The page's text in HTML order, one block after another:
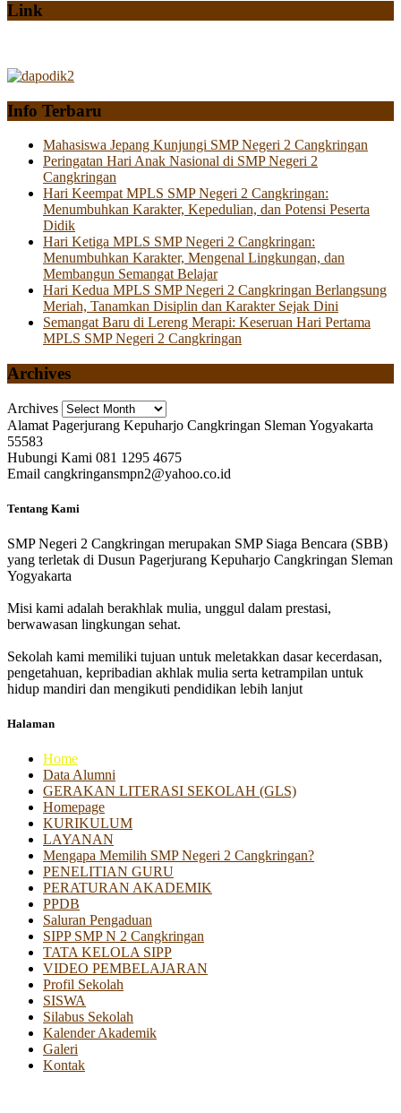
Link
Info Terbaru
Mahasiswa Jepang Kunjungi SMP Negeri 2 Cangkringan
Peringatan Hari Anak Nasional di SMP Negeri 2
Cangkringan
Hari Keempat MPLS SMP Negeri 2 Cangkringan:
Menumbuhkan Karakter, Kepedulian, dan Potensi Peserta
Didik
Hari Ketiga MPLS SMP Negeri 2 Cangkringan:
Menumbuhkan Karakter, Mengenal Lingkungan, dan
Membangun Semangat Belajar
Hari Kedua MPLS SMP Negeri 2 Cangkringan Berlangsung
Meriah, Tanamkan Disiplin dan Karakter Sejak Dini
Semangat Baru di Lereng Merapi: Keseruan Hari Pertama
MPLS SMP Negeri 2 Cangkringan
Archives
Archives
Alamat Pagerjurang Kepuharjo Cangkringan Sleman Yogyakarta
55583
Hubungi Kami 081 1295 4675
Email cangkringansmpn2@yahoo.co.id
Tentang Kami
SMP Negeri 2 Cangkringan merupakan SMP Siaga Bencara (SBB)
yang terletak di Dusun Pagerjurang Kepuharjo Cangkringan Sleman
Yogyakarta
Misi kami adalah berakhlak mulia, unggul dalam prestasi,
berwawasan lingkungan sehat.
Sekolah kami memiliki tujuan untuk meletakkan dasar kecerdasan,
pengetahuan, kepribadian akhlak mulia serta ketrampilan untuk
hidup mandiri dan mengikuti pendidikan lebih lanjut
Halaman
Home
Data Alumni
GERAKAN LITERASI SEKOLAH (GLS)
Homepage
KURIKULUM
LAYANAN
Mengapa Memilih SMP Negeri 2 Cangkringan?
PENELITIAN GURU
PERATURAN AKADEMIK
PPDB
Saluran Pengaduan
SIPP SMP N 2 Cangkringan
TATA KELOLA SIPP
VIDEO PEMBELAJARAN
Profil Sekolah
SISWA
Silabus Sekolah
Kalender Akademik
Galeri
Kontak